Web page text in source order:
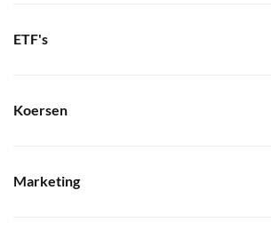
ETF's
Koersen
Marketing